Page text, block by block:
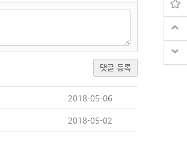
댓글 등록
2018-05-06
2018-05-02